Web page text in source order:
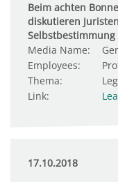
Beim achten
diskutieren
Media Name:
Employees:
Thema:
Link:
17.10.2018